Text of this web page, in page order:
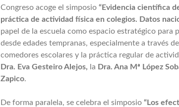
Congreso acoge el simposio “Evidencia científica
práctica de actividad física en colegios. Datos
papel de la escuela como espacio estratégico para
desde edades tempranas, especialmente a través
comedores escolares y la práctica regular de
Dra. Eva Gesteiro Alejos, la Dra. Ana Mª López
Zapico.
De forma paralela, se celebra el simposio “Los